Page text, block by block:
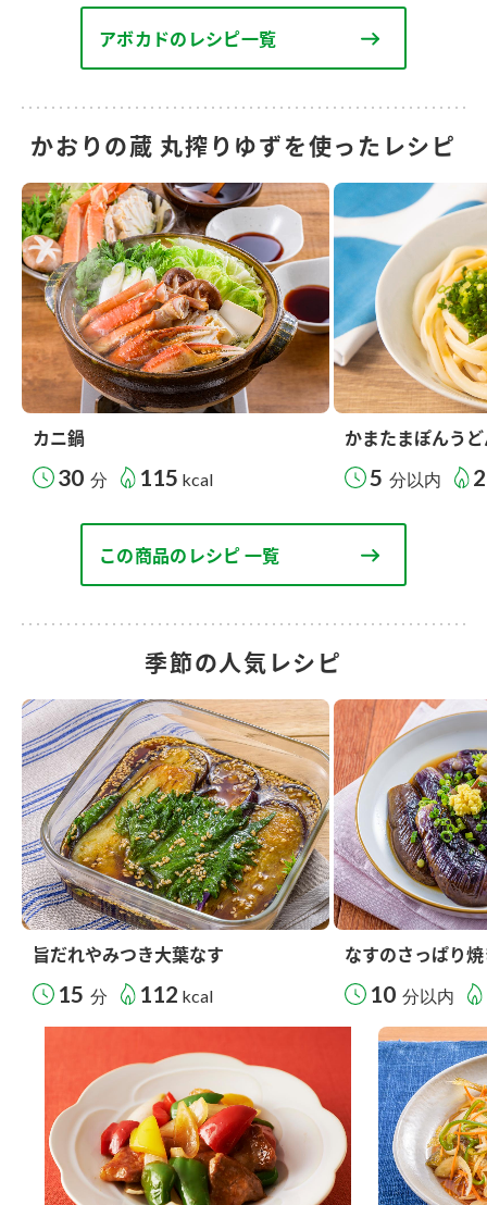
アボカドのレシピ一覧
かおりの蔵 丸搾りゆずを使ったレシピ
カニ鍋
30 分 115 kcal
かまたまぽんう
5 分以内
この商品のレシピ 一覧
季節の人気レシピ
旨だれやみつき大葉なす
15 分 112 kcal
なすのさっぱり
10 分以内